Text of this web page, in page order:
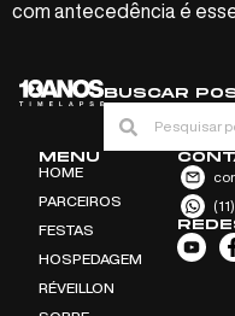
com antecedência é
BUSCAR
MENU
HOME
PARCEIROS
FESTAS
HOSPEDAGEM
RÉVEILLON